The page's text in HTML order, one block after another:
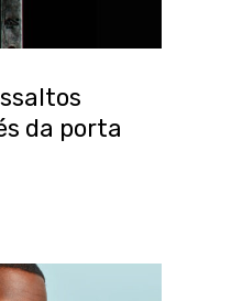
da porta